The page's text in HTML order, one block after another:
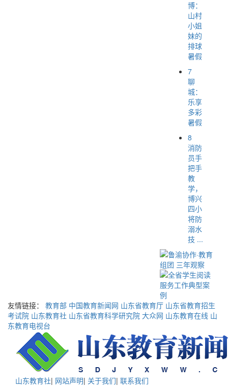
博：
山村
小姐
妹的
排球
暑假
7
聊
城：
乐享
多彩
暑假
8
消防
员手
把手
教
学，
博兴
四小
将防
溺水
技 ...
友情链接： 教育部 中国教育新闻网 山东省教育厅 山东省教育招生
考试院 山东教育社 山东省教育科学研究院 大众网 山东教育在线 山
东教育电视台
山东教育社| 网站声明| 关于我们| 联系我们